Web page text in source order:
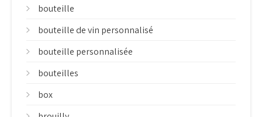
bouteille
bouteille de vin personnalisé
bouteille personnalisée
bouteilles
box